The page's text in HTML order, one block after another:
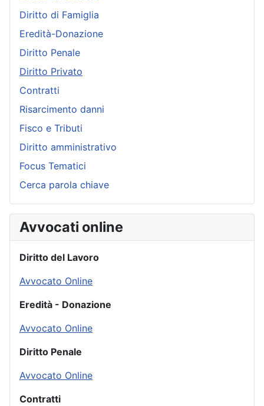
Diritto di Famiglia
Eredità-Donazione
Diritto Penale
Diritto Privato
Contratti
Risarcimento danni
Fisco e Tributi
Diritto amministrativo
Focus Tematici
Cerca parola chiave
Avvocati online
Diritto del Lavoro
Avvocato Online
Eredità - Donazione
Avvocato Online
Diritto Penale
Avvocato Online
Contratti